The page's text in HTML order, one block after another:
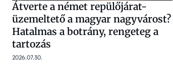
Átverte a német repülőjárat-
üzemeltető a magyar nagyvárost?
Hatalmas a botrány, rengeteg a
tartozás
2026.07.30.